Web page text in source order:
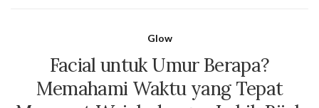
Glow
Facial untuk Umur Berapa?
Memahami Waktu yang Tepat